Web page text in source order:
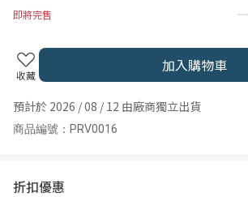
即將完售
收藏 加入購物車
預計於 2026 / 08 / 12 由廠商獨立出貨
商品編號：PRV0016
折扣優惠